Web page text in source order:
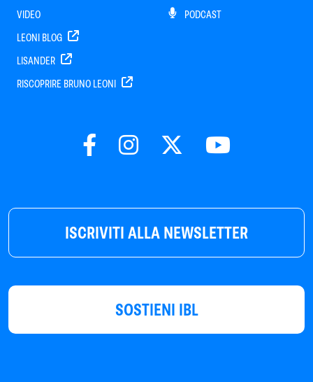
ISCRIVITI ALLA NEWSLETTER
SOSTIENI IBL
VIDEO
LEONI BLOG
LISANDER
RISCOPRIRE BRUNO LEONI
PODCAST